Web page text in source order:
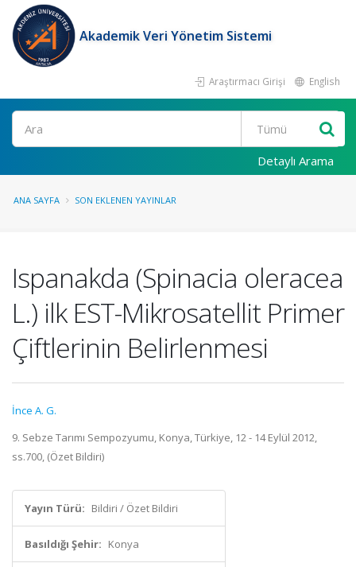
Akademik Veri Yönetim Sistemi
Araştırmacı Girişi English
Ara
Detaylı Arama
ANA SAYFA SON EKLENEN YAYINLAR
Ispanakda (Spinacia oleracea
L.) ilk EST-Mikrosatellit Primer
Çiftlerinin Belirlenmesi
İnce A. G.
9. Sebze Tarımı Sempozyumu, Konya, Türkiye, 12 - 14 Eylül 2012,
ss.700, (Özet Bildiri)
Yayın Türü: Bildiri / Özet Bildiri
Basıldığı Şehir: Konya